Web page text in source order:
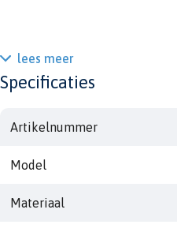
lees meer
Specificaties
Artikelnummer
Model
Materiaal